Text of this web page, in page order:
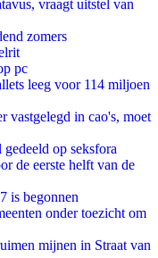
vraagt uitstel van
zomers
pc
leeg voor 114 miljoen
vastgelegd in cao's, moet
op seksfora
de eerste helft van de
is begonnen
onder toezicht om
mijnen in Straat van